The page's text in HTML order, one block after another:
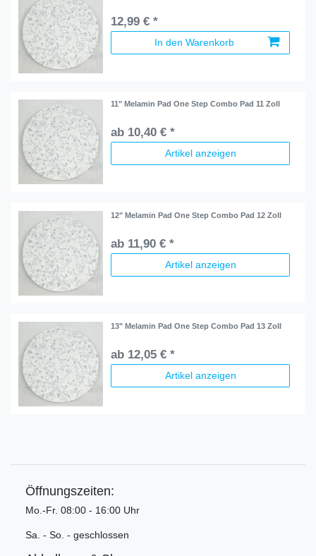
12,99 € *
In den Warenkorb
11" Melamin Pad One Step Combo Pad 11 Zoll
ab 10,40 € *
Artikel anzeigen
12" Melamin Pad One Step Combo Pad 12 Zoll
ab 11,90 € *
Artikel anzeigen
13" Melamin Pad One Step Combo Pad 13 Zoll
ab 12,05 € *
Artikel anzeigen
Öffnungszeiten:
Mo.-Fr. 08:00 - 16:00 Uhr
Sa. - So. - geschlossen